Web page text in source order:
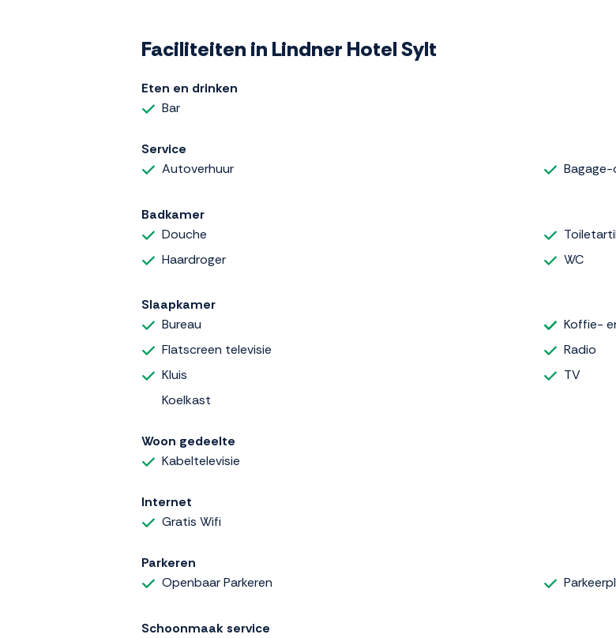
Faciliteiten in Lindner Hotel Sylt
Eten en drinken
Bar
Service
Autoverhuur
Badkamer
Douche
Haardroger
WC
Slaapkamer
Bureau
Flatscreen televisie
Kluis
Koelkast
Koffie-
Radio
TV
Woon gedeelte
Kabeltelevisie
Internet
Gratis Wifi
Parkeren
Openbaar Parkeren
Schoonmaak service